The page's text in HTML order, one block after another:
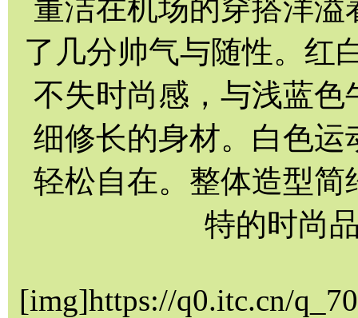
董洁在机场的穿搭洋
了几分帅气与随性。红
不失时尚感，与浅蓝
细修长的身材。白色
轻松自在。整体造型
特的时尚
[img]https://q0.itc.cn/